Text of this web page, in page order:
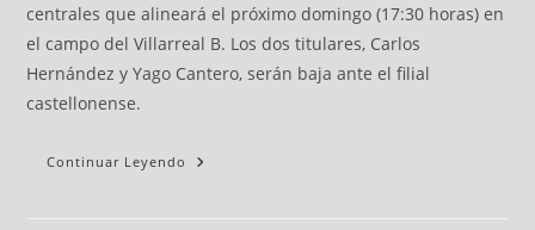
centrales que alineará el próximo domingo (17:30 horas) en
el campo del Villarreal B. Los dos titulares, Carlos
Hernández y Yago Cantero, serán baja ante el filial
castellonense.
Continuar Leyendo